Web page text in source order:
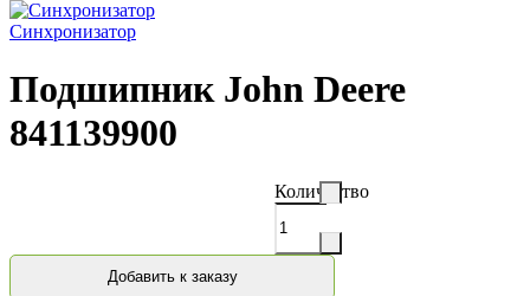
Синхронизатор
Подшипник John Deere
841139900
Количество
Добавить к заказу